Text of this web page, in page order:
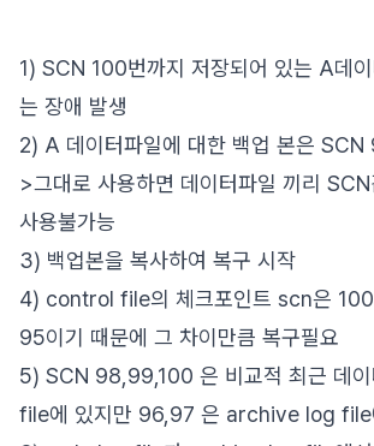
1) SCN 100번까지 저장되어 있는 A데이
는 장애 발생
2) A 데이터파일에 대한 백업 본은
>그대로 사용하면 데이터파일 끼리
사용불가능
3) 백업본을 복사하여 복구 시작
4) control file의 체크포인트 scn은 100
95이기 때문에 그 차이만큼 복구필요
5) SCN 98,99,100 은 비교적 최근 데
file에 있지만 96,97 은 archive log file